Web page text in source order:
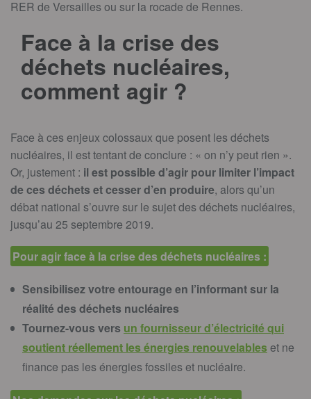
RER de Versailles ou sur la rocade de Rennes.
Face à la crise des
déchets nucléaires,
comment agir ?
Face à ces enjeux colossaux que posent les déchets
nucléaires, il est tentant de conclure : « on n’y peut rien ».
Or, justement : il est possible d’agir pour limiter l’impact
de ces déchets et cesser d’en produire, alors qu’un
débat national s’ouvre sur le sujet des déchets nucléaires,
jusqu’au 25 septembre 2019.
Pour agir face à la crise des déchets nucléaires :
Sensibilisez votre entourage en l’informant sur la
réalité des déchets nucléaires
Tournez-vous vers un fournisseur d’électricité qui
soutient réellement les énergies renouvelableset ne
finance pas les énergies fossiles et nucléaire.